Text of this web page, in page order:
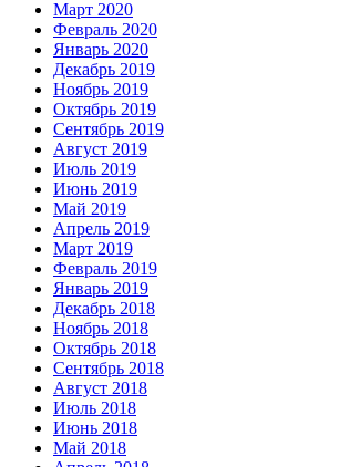
Март 2020
Февраль 2020
Январь 2020
Декабрь 2019
Ноябрь 2019
Октябрь 2019
Сентябрь 2019
Август 2019
Июль 2019
Июнь 2019
Май 2019
Апрель 2019
Март 2019
Февраль 2019
Январь 2019
Декабрь 2018
Ноябрь 2018
Октябрь 2018
Сентябрь 2018
Август 2018
Июль 2018
Июнь 2018
Май 2018